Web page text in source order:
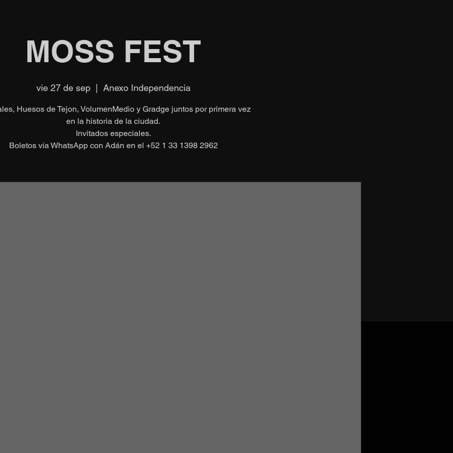
MOSS FEST
vie 27 de sep
  |
Anexo Independencia
Huesos de Tejon, VolumenMedio y Gradge juntos por primera vez
en la historia de la ciudad.
Invitados especiales.
Boletos vía WhatsApp con Adán en el +52 1 33 1398 2962